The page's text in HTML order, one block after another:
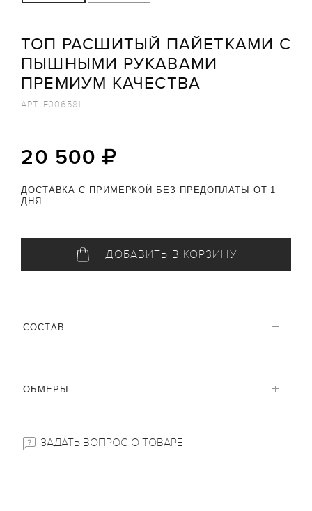
ТОП РАСШИТЫЙ ПАЙЕТКАМИ С
ПЫШНЫМИ РУКАВАМИ
ПРЕМИУМ КАЧЕСТВА
АРТ. E006581
20 500
ДОСТАВКА С ПРИМЕРКОЙ БЕЗ ПРЕДОПЛАТЫ ОТ 1
ДНЯ
ДОБАВИТЬ В КОРЗИНУ
CОСТАВ
ОБМЕРЫ
ЗАДАТЬ ВОПРОС О ТОВАРЕ